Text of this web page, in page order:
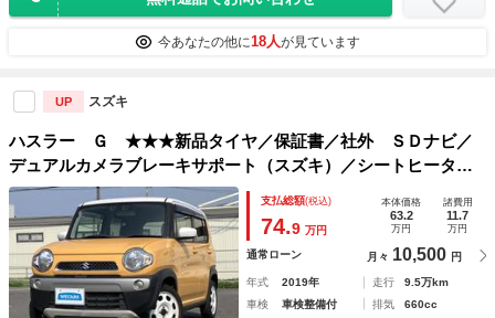
今あなたの他に18人が見ています
UP スズキ
ハスラー Ｇ ★★★新品タイヤ／保証書／社外 ＳＤナビ／
デュアルカメラブレーキサポート（スズキ）／シートヒータ
ー 前席／車線逸脱防止支援システム／Ｂｌｕｅｔｏｏｔｈ接
続／ＥＴＣ／ＥＢＤ付ＡＢＳ／横滑り防止装置
支払総額(税込)
74.9 万円
本体価格
63.2
万円
諸費用
11.7
万円
通常ローン 月々 10,500 円
年式 2019年 走行
9.5万km
車検
車検整備付 排気
660cc